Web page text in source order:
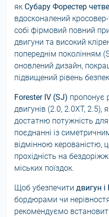
як Субару Форестер
вдосконалений
собі фірмовий повний
двигуни та високий
попереднім поколінням
оновлений дизайн,
підвищений рівень
Forester IV (SJ) пропонує
двигунів (2.0, 2.0XT, 2.5),
достатню потужність для
поєднанні із
відмінною керованістю,
прохідність на
міських поїздок.
Щоб убезпечити двигун
бордюрами чи
рекомендуємо